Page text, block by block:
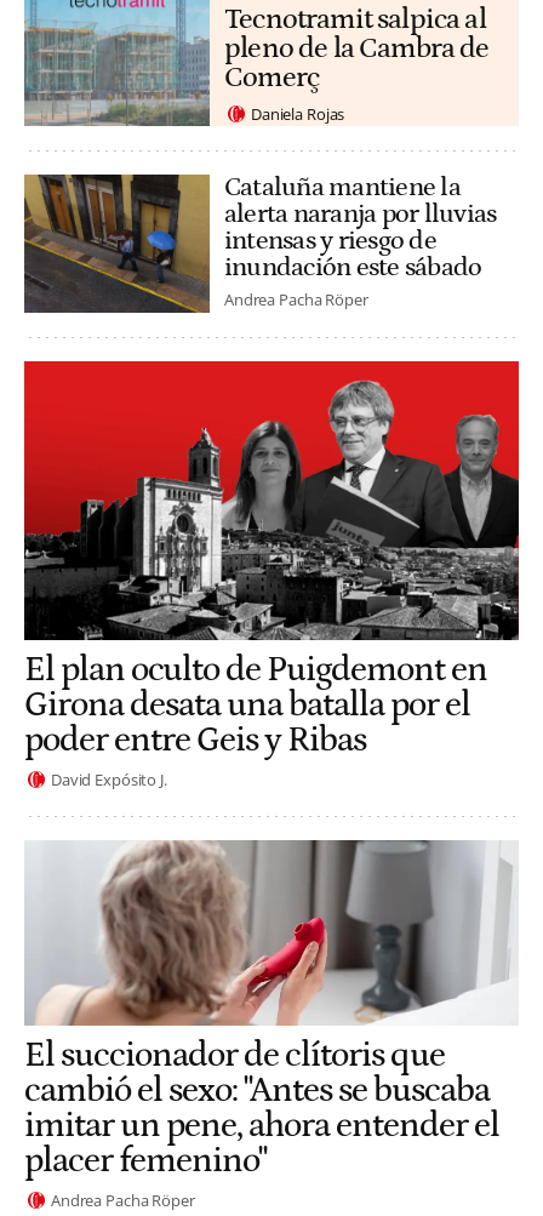
Tecnotramit salpica al
pleno de la Cambra de
Comerç
Daniela Rojas
Cataluña mantiene la
alerta naranja por lluvias
intensas y riesgo de
inundación este sábado
Andrea Pacha Röper
El plan oculto de Puigdemont en
Girona desata una batalla por el
poder entre Geis y Ribas
David Expósito J.
El succionador de clítoris que
cambió el sexo: "Antes se buscaba
imitar un pene, ahora entender el
placer femenino"
Andrea Pacha Röper